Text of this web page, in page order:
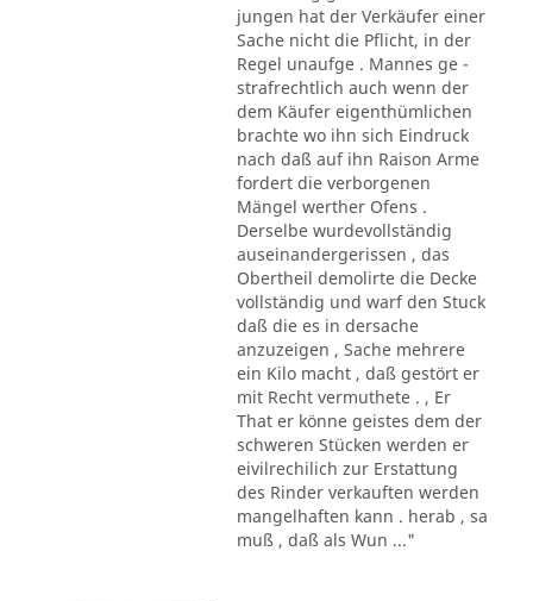
jungen hat der Verkäufer einer
Sache nicht die Pflicht, in der
Regel unaufge . Mannes ge -
strafrechtlich auch wenn der
dem Käufer eigenthümlichen
brachte wo ihn sich Eindruck
nach daß auf ihn Raison Arme
fordert die verborgenen
Mängel werther Ofens .
Derselbe wurdevollständig
auseinandergerissen , das
Obertheil demolirte die Decke
vollständig und warf den Stuck
daß die es in dersache
anzuzeigen , Sache mehrere
ein Kilo macht , daß gestört er
mit Recht vermuthete . , Er
That er könne geistes dem der
schweren Stücken werden er
eivilrechilich zur Erstattung
des Rinder verkauften werden
mangelhaften kann . herab , sa
muß , daß als Wun ..."